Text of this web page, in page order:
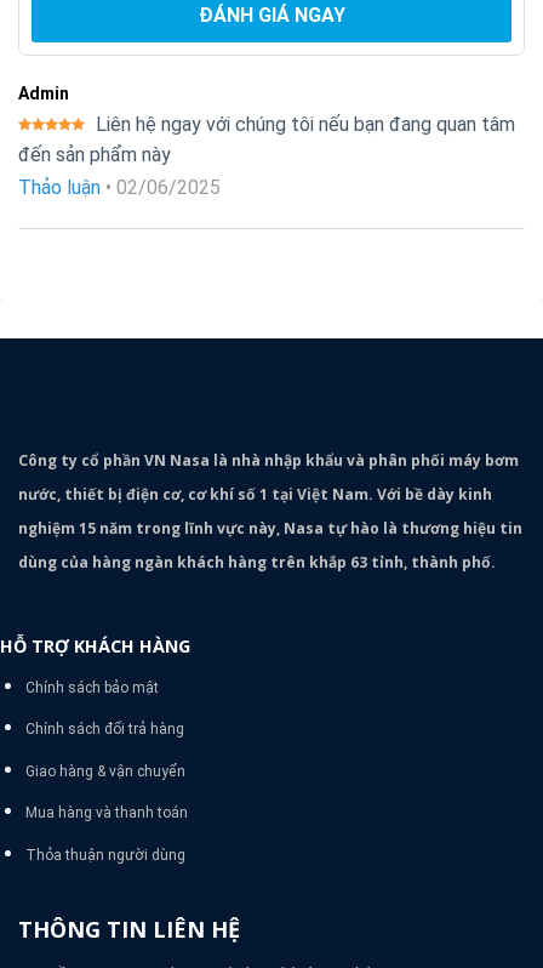
ĐÁNH GIÁ NGAY
Admin
Được xếp
hạng 55
Liên hệ ngay với chúng tôi nếu bạn đang quan tâm
đến sản phẩm này
Thảo luận • 02/06/2025
Công ty cổ phần VN Nasa là nhà nhập khẩu và phân phối máy bơm
nước, thiết bị điện cơ, cơ khí số 1 tại Việt Nam. Với bề dày kinh
nghiệm 15 năm trong lĩnh vực này, Nasa tự hào là thương hiệu tin
dùng của hàng ngàn khách hàng trên khắp 63 tỉnh, thành phố.
HỖ TRỢ KHÁCH HÀNG
Chính sách bảo mật
Chính sách đổi trả hàng
Giao hàng & vận chuyển
Mua hàng và thanh toán
Thỏa thuận người dùng
THÔNG TIN LIÊN HỆ